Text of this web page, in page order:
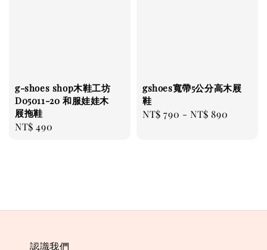
g-shoes shop木鞋工坊
D05011-20 和服娃娃木
屐拖鞋
Regular
NT$ 490
gshoes寬帶5公分高木屐
鞋
Regular
NT$ 790 -NT$ 890
認識我們